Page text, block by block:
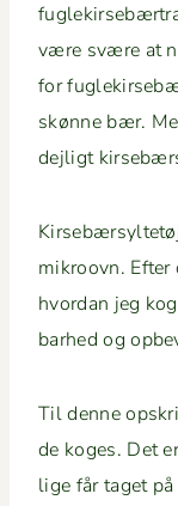
være svære at
for
skønne bær.
dejligt
mikroovn.
hvor­dan jeg
barhed og
Til denne
de koges. Det
lige får taget